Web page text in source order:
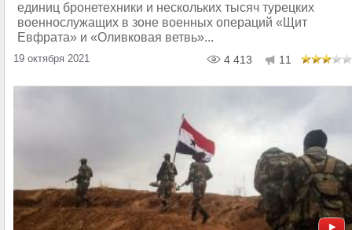
единиц бронетехники и нескольких тысяч турецких
военнослужащих в зоне военных операций «Щит
Евфрата» и «Оливковая ветвь»...
19 октября 2021 4 413 11